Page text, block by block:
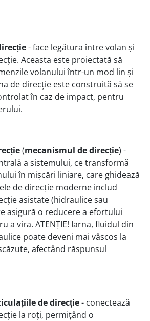
- face legătura între volan și
Aceasta este proiectată să
volanului într-un mod lin și
de direcție este construită să se
în caz de impact, pentru
(mecanismul de direcție) -
a sistemului, ce transformă
în mișcări liniare, care ghidează
de direcție moderne includ
asistate (hidraulice sau
asigură o reducere a efortului
a vira. ATENȚIE! Iarna, fluidul din
poate deveni mai vâscos la
afectând răspunsul
de direcție- conectează
la roți, permițând o